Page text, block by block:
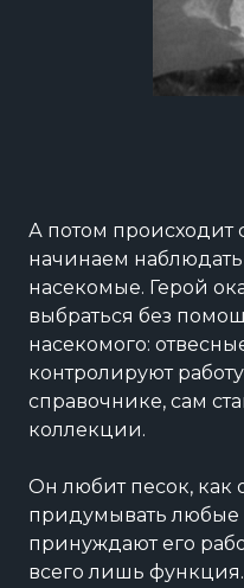
А потом происходит
начинаем наблюдать
насекомые. Герой
выбраться без
насекомого:
контролируют
справочнике, сам
коллекции.
Он любит песок, как
придумывать любые
принуждают его
всего лишь